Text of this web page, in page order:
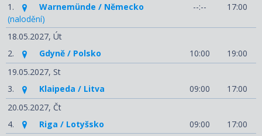
1.
Warnemünde / Německo
(nalodění)
--:-- 17:00
18.05.2027, Út
2.
Gdyně / Polsko 10:00
19:00
19.05.2027, St
3.
Klaipeda / Litva 09:00
17:00
20.05.2027, Čt
4.
Riga / Lotyšsko 09:00
17:00